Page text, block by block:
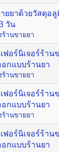
ยยาด้วยวัสดุอ
วัน
านขายยา
ฟอร์นิเจอร์ร้า
กแบบร้านยา
านขายยา
ฟอร์นิเจอร์ร้า
กแบบร้านยา
านขายยา
ฟอร์นิเจอร์ร้า
กแบบร้านยา